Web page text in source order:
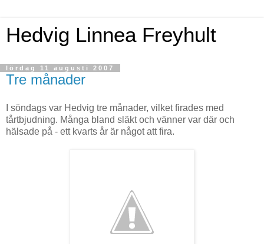
Hedvig Linnea Freyhult
lördag 11 augusti 2007
Tre månader
I söndags var Hedvig tre månader, vilket firades med
tårtbjudning. Många bland släkt och vänner var där och
hälsade på - ett kvarts år är något att fira.